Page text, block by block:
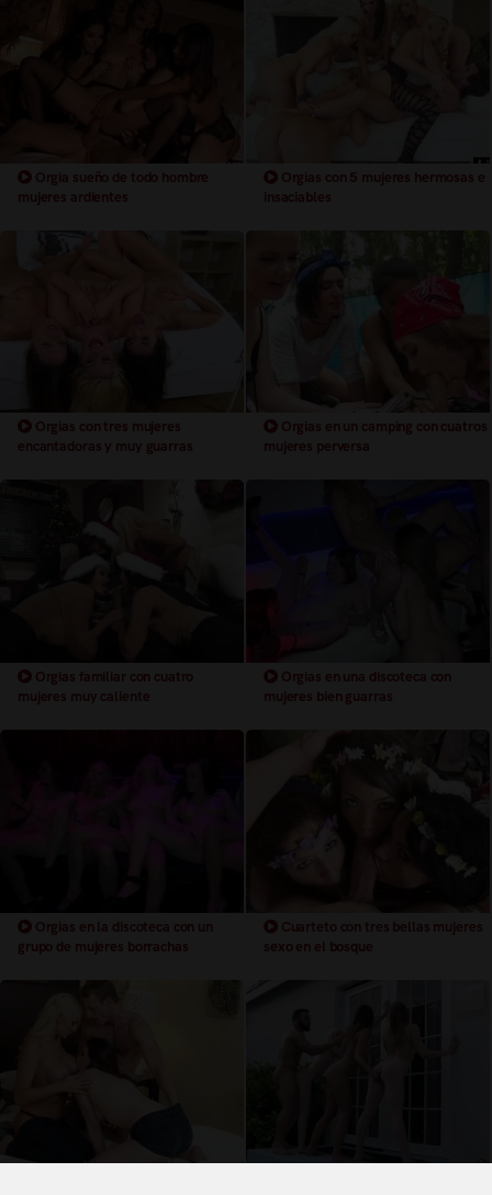
Orgia sueño de todo hombre
mujeres ardientes
Orgias con 5 mujeres hermosas e
insaciables
Orgias con tres mujeres
encantadoras y muy guarras
Orgias en un camping con cuatros
mujeres perversa
Orgias familiar con cuatro
mujeres muy caliente
Orgias en una discoteca con
mujeres bien guarras
Orgias en la discoteca con un
grupo de mujeres borrachas
Cuarteto con tres bellas mujeres
sexo en el bosque